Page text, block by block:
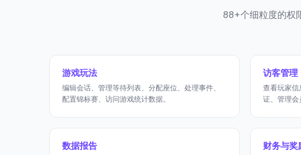
88+个细粒度的权
游戏玩法
编辑会话、管理等待列表、分配座位、处理事件、
配置锦标赛、访问游戏统计数据。
访客管理
查看玩家信
证、管理会
数据报告 财务与奖